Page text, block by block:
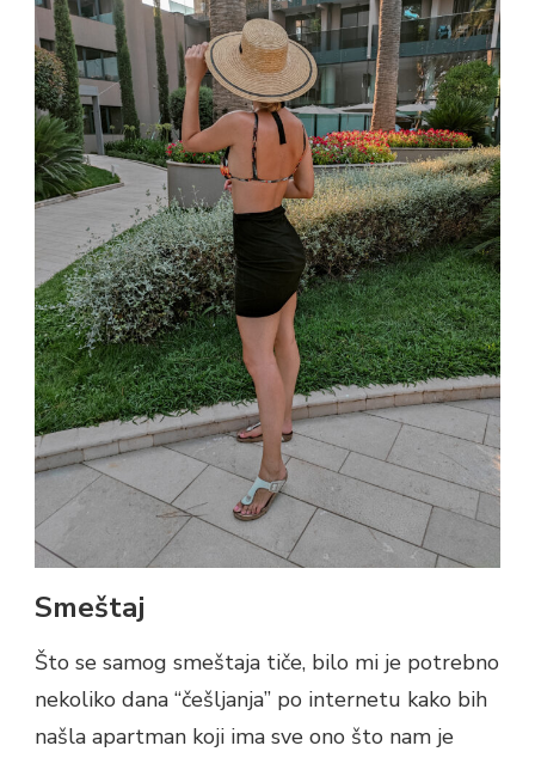
Smeštaj
Što se samog smeštaja tiče, bilo mi je potrebno
nekoliko dana “češljanja” po internetu kako bih
našla apartman koji ima sve ono što nam je